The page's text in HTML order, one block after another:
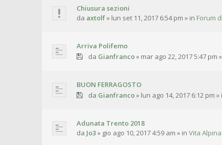
Chiusura sezioni
da axtolf» lun set 11, 2017 6:54 pm » in Forum
Arriva Polifemo
da Gianfranco» mar ago 22, 2017 5:47 pm
BUON FERRAGOSTO
da Gianfranco» lun ago 14, 2017 6:12 pm »
Adunata Trento 2018
da Jo3» gio ago 10, 2017 4:59 am » in Vita